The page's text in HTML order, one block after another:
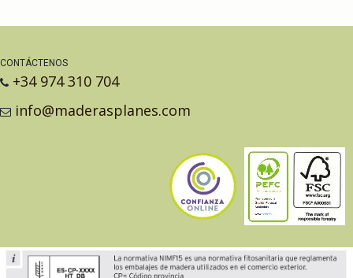
CONTÁCTENOS
+34 974 310 704
info@maderasplanes.com